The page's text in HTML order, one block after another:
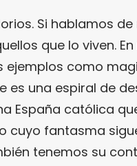
Si hablamos
que lo viven.
ejemplos como
es una espiral de
España católica
cuyo fantasma
tenemos su